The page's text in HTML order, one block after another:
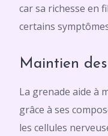
car sa richesse en
certains
Maintien
La grenade aide à
grâce à ses
les cellules